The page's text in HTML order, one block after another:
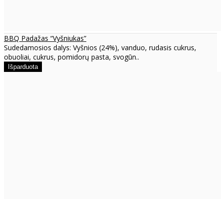
BBQ Padažas “Vyšniukas”
Sudedamosios dalys: Vyšnios (24%), vanduo, rudasis cukrus,
obuoliai, cukrus, pomidorų pasta, svogūn..